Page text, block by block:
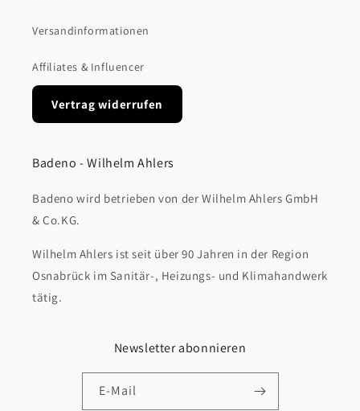
Versandinformationen
Affiliates & Influencer
Vertrag widerrufen
Badeno - Wilhelm Ahlers
Badeno wird betrieben von der Wilhelm Ahlers GmbH
& Co.KG.
Wilhelm Ahlers ist seit über 90 Jahren in der Region
Osnabrück im Sanitär-, Heizungs- und Klimahandwerk
tätig.
Newsletter abonnieren
E-Mail